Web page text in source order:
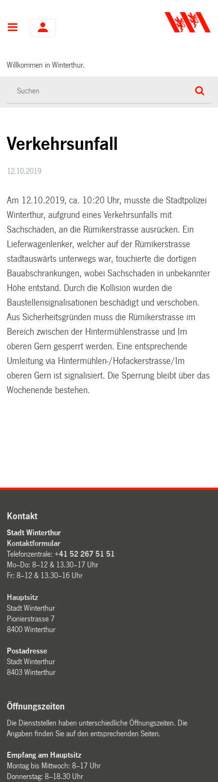
Hauptnavigation
Willkommen in Winterthur.
Verkehrsunfall
12.10.2019
Am 12.10.2019, ca. 10:20 Uhr, musste die Stadtpolizei
Winterthur, aufgrund eines Verkehrsunfalls mit
Sachschaden, an die Rümikerstrasse ausrücken. Ein
Lieferwagenlenker, welcher auf der Rümikerstrasse
stadtauswärts unterwegs war, touchierte die dortigen
Bauabschrankungen, wobei Sachschaden in unbekannter
Höhe entstand. Durch die Kollision wurden die
Baustellensignalisationen beschädigt und verschoben.
Aus Sicherheitsgründen muss die Rümikerstrasse im
Bereich zwischen der Hintermühlenstrasse und Im
oberen Gern gesperrt werden. Eine entsprechende
Umleitung via Hintermühlen-/Hofackerstrasse/Im
oberen Gern ist signalisiert. Die Sperrung bleibt über das
Wochenende bestehen.
Kontakt
Stadt Winterthur
Kontaktformular
Telefonzentrale:+41 52 267 51 51
Mo–Do: 8–12 & 13.30–17 Uhr
Fr: 8–12 & 13.30–16 Uhr
Hauptsitz
Stadt Winterthur
Pionierstrasse 7
8400 Winterthur
Postadresse
Stadt Winterthur
8403 Winterthur
Öffnungszeiten
Die Dienststellen haben unterschiedliche Öffnungszeiten. Die
Angaben finden Sie auf den entsprechenden Seiten.
Empfang am Hauptsitz
Montag bis Mittwoch: 8–17 Uhr
Donnerstag: 8–18.30 Uhr